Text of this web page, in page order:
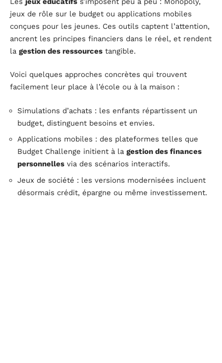
jeux de rôle sur le budget ou applications mobiles
conçues pour les jeunes. Ces outils captent l’attention,
ancrent les principes financiers dans le réel, et rendent
la gestion des ressources tangible.
Voici quelques approches concrètes qui trouvent
facilement leur place à l’école ou à la maison :
Simulations d’achats : les enfants répartissent un
budget, distinguent besoins et envies.
Applications mobiles : des plateformes telles que
Budget Challenge initient à la gestion des finances
personnelles via des scénarios interactifs.
Jeux de société : les versions modernisées incluent
désormais crédit, épargne ou même investissement.